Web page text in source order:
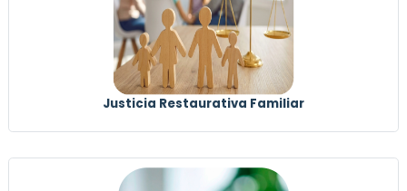
Justicia Restaurativa Familiar